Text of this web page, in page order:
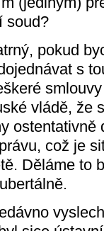
soud?
pokud
s
vládě, že
ostentativně
což je
Děláme to